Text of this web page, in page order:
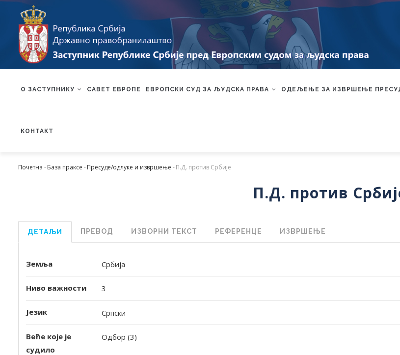
content
NAVIGATION
О ЗАСТУПНИКУ САВЕТ ЕВРОПЕ ЕВРОПСКИ СУД ЗА ЉУДСКА ПРАВА ОДЕЉЕЊЕ ЗА ИЗВРШЕЊЕ
КОНТАКТ
Почетна -База праксе -Пресуде/одлуке и извршење -П.Д. против Србије
П.Д. против
ДЕТАЉИ ПРЕВОД ИЗВОРНИ ТЕКСТ РЕФЕРЕНЦЕ ИЗВРШЕЊЕ
Земља Србија
Ниво важности 3
Језик Српски
Веће које је
судило
Одбор (3)